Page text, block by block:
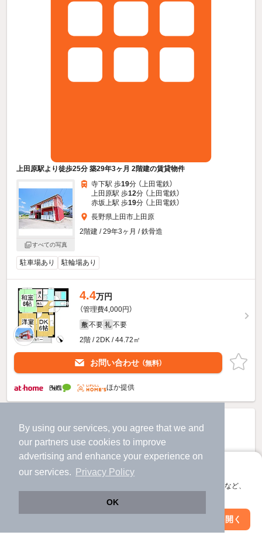
By using our services, you agree that we and
our partners use cookies to improve
advertising and enhance your experience on
our services.
Privacy Policy
OK
アプリに切り替えて、サクサクお部屋探し
会員登録なしですぐ使える。マップ検索やお気に入り保存など、
アプリを開く
上田原駅より徒歩25分 築29年3ヶ月 2階建の賃貸物件
すべての写真
寺下駅 歩19分 （上田電鉄）
上田原駅 歩12分 （上田電鉄）
赤坂上駅 歩19分 （上田電鉄）
長野県上田市上田原
2階建 / 29年3ヶ月 / 鉄骨造
駐車場あり 駐輪場あり
4.4万円
（管理費4,000円）
敷 不要 礼 不要
2階 / 2DK / 44.72㎡
お問い合わせ （無料）
ほか提供
絞り込み条件を変更